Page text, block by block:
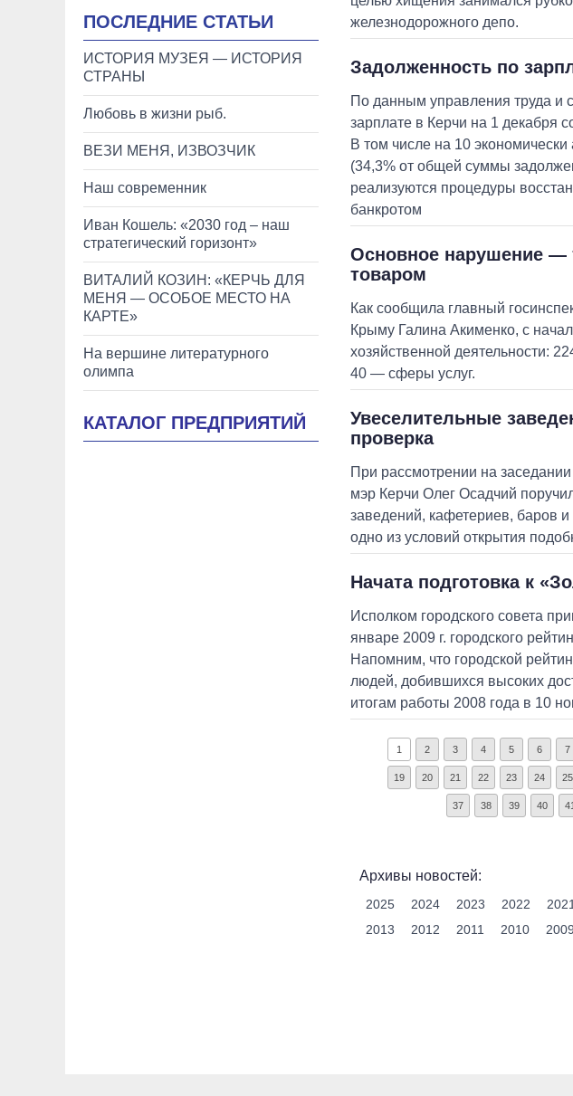
ПОСЛЕДНИЕ СТАТЬИ
ИСТОРИЯ МУЗЕЯ — ИСТОРИЯ
СТРАНЫ
Любовь в жизни рыб.
ВЕЗИ МЕНЯ, ИЗВОЗЧИК
Наш современник
Иван Кошель: «2030 год – наш
стратегический горизонт»
ВИТАЛИЙ КОЗИН: «КЕРЧЬ ДЛЯ
МЕНЯ — ОСОБОЕ МЕСТО НА
КАРТЕ»
На вершине литературного
олимпа
КАТАЛОГ ПРЕДПРИЯТИЙ
железнодорожного депо.
Задолженность по
По данным управления труда и
зарплате в Керчи на 1 декабря
В том числе на 10
(34,3% от общей суммы
реализуются процедуры
банкротом
Основное нарушение —
товаром
Как сообщила главный
Крыму Галина Акименко, с
хозяйственной деятельности:
40 — сферы услуг.
Увеселительные
проверка
При рассмотрении на
мэр Керчи Олег Осадчий
заведений, кафетериев, баров
одно из условий открытия
Начата подготовка к
Исполком городского совета
январе 2009 г. городского
Напомним, что городской
людей, добившихся высоких
итогам работы 2008 года в 10
1 2 3 4 5 6 7
19 20 21 22 23 24 25
37 38 39 40 41
Архивы новостей:
2025 2024 2023 2022 2021
2013
2012 2011 2010 2009